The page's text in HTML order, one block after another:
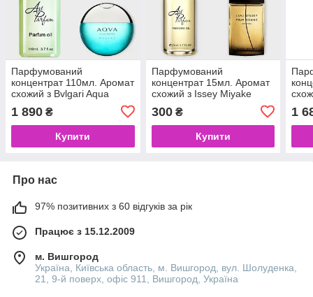
Парфумований
концентрат 110мл. Аромат
схожий з Bvlgari Aqua
1 890 ₴
Купити
Парфумований
концентрат 15мл. Аромат
схожий з Issey Miyake
L'Eau d'Issey Noir Ambre
Pour Homme
300₴
Купити
1
Про нас
97% позитивних з 60 відгуків за рік
Працює з 15.12.2009
м. Вишгород
Україна, Київська область, м. Вишгород, вул. Шолуденка,
21, 9-й поверх, офіс 911, Вишгород, Україна